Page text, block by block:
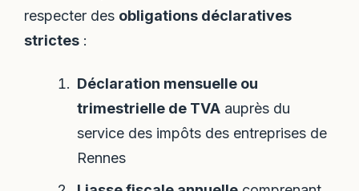
respecter des obligations déclaratives
strictes :
Déclaration mensuelle ou
trimestrielle de TVAauprès du
service des impôts des entreprises de
Rennes